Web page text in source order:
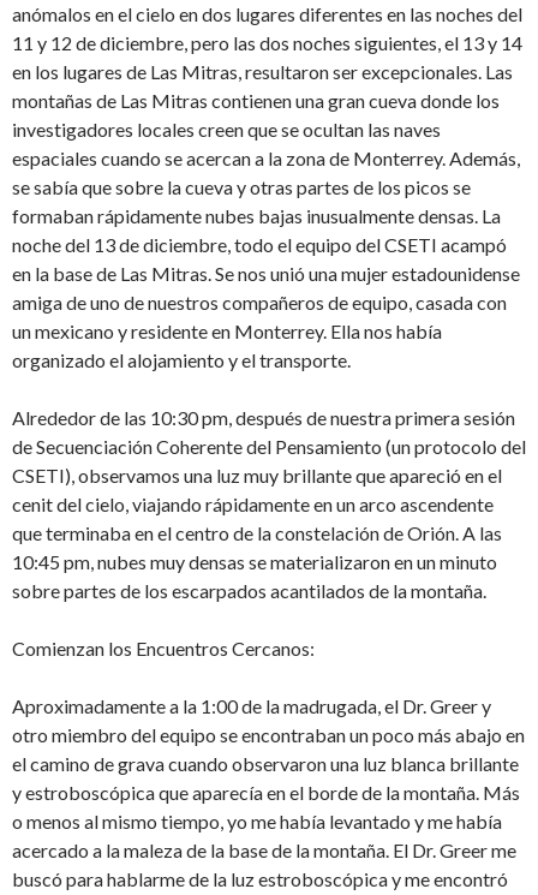
anómalos en el cielo en dos lugares diferentes en las noches del
11 y 12 de diciembre, pero las dos noches siguientes, el 13 y 14
en los lugares de Las Mitras, resultaron ser excepcionales. Las
montañas de Las Mitras contienen una gran cueva donde los
investigadores locales creen que se ocultan las naves
espaciales cuando se acercan a la zona de Monterrey. Además,
se sabía que sobre la cueva y otras partes de los picos se
formaban rápidamente nubes bajas inusualmente densas. La
noche del 13 de diciembre, todo el equipo del CSETI acampó
en la base de Las Mitras. Se nos unió una mujer estadounidense
amiga de uno de nuestros compañeros de equipo, casada con
un mexicano y residente en Monterrey. Ella nos había
organizado el alojamiento y el transporte.
Alrededor de las 10:30 pm, después de nuestra primera sesión
de Secuenciación Coherente del Pensamiento (un protocolo del
CSETI), observamos una luz muy brillante que apareció en el
cenit del cielo, viajando rápidamente en un arco ascendente
que terminaba en el centro de la constelación de Orión. A las
10:45 pm, nubes muy densas se materializaron en un minuto
sobre partes de los escarpados acantilados de la montaña.
Comienzan los Encuentros Cercanos:
Aproximadamente a la 1:00 de la madrugada, el Dr. Greer y
otro miembro del equipo se encontraban un poco más abajo en
el camino de grava cuando observaron una luz blanca brillante
y estroboscópica que aparecía en el borde de la montaña. Más
o menos al mismo tiempo, yo me había levantado y me había
acercado a la maleza de la base de la montaña. El Dr. Greer me
buscó para hablarme de la luz estroboscópica y me encontró